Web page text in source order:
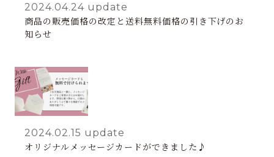
2024.04.24 update
商品の販売価格の改定と送料無料価格の引き下げのお
知らせ
2024.02.15 update
オリジナルメッセージカードができました♪